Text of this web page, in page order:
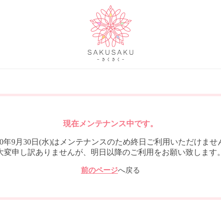
現在メンテナンス中です。
年9月30日(水)はメンテナンスのため終日ご利用いただけませ
変申し訳ありませんが、明日以降のご利用をお願い致します
前のページへ戻る